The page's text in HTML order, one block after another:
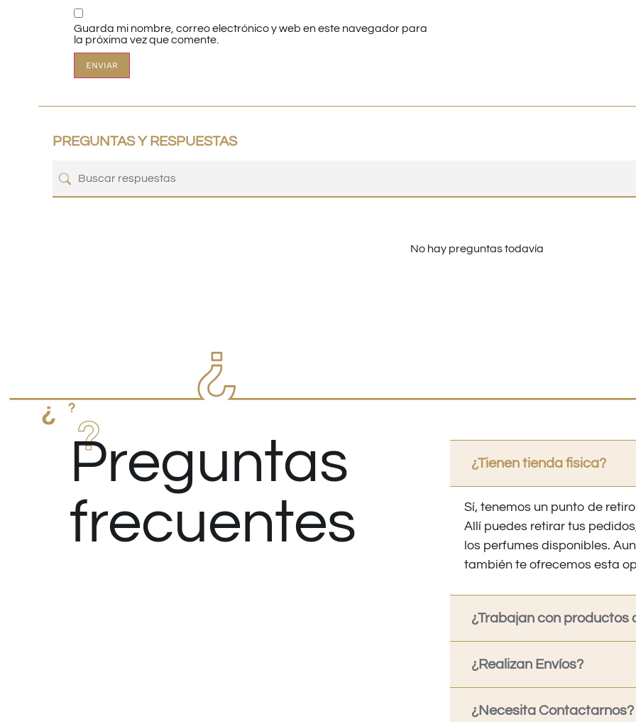
Guarda mi nombre, correo electrónico y web en este navegador para
la próxima vez que comente.
PREGUNTAS Y RESPUESTAS
No hay preguntas todavía
Preguntas
frecuentes
¿Tienen tienda fisica?
Sí, tenemos un punto de
Allí puedes retirar tus
los perfumes disponibles.
también te ofrecemos esta
¿Trabajan con productos
¿Realizan Envíos?
¿Necesita Contactarnos?